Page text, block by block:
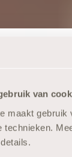
van
maakt gebruik
technieken.
van
echt werkt.